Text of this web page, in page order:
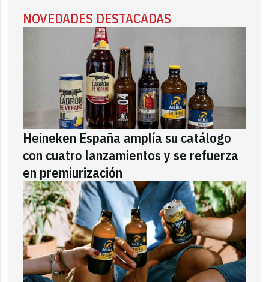
NOVEDADES DESTACADAS
Heineken España amplía su catálogo
con cuatro lanzamientos y se refuerza
en premiurización